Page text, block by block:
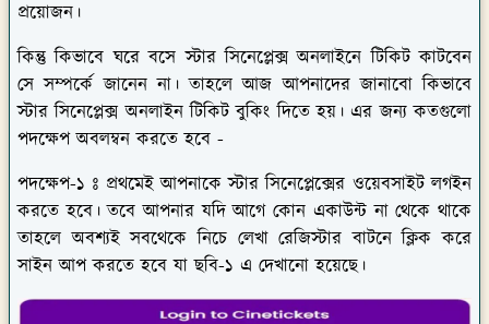
প্রয়োজন।
কিন্তু কিভাবে ঘরে বসে স্টার সিনেপ্লেক্স অনলাইনে টিকিট কাটবেন
সে সম্পর্কে জানেন না। তাহলে আজ আপনাদের জানাবো কিভাবে
স্টার সিনেপ্লেক্স অনলাইন টিকিট বুকিং দিতে হয়। এর জন্য কতগুলো
পদক্ষেপ অবলম্বন করতে হবে -
পদক্ষেপ-১ ঃ প্রথমেই আপনাকে স্টার সিনেপ্লেক্সের ওয়েবসাইট লগইন
করতে হবে। তবে আপনার যদি আগে কোন একাউন্ট না থেকে থাকে
তাহলে অবশ্যই সবথেকে নিচে লেখা রেজিস্টার বাটনে ক্লিক করে
সাইন আপ করতে হবে যা ছবি-১ এ দেখানো হয়েছে।